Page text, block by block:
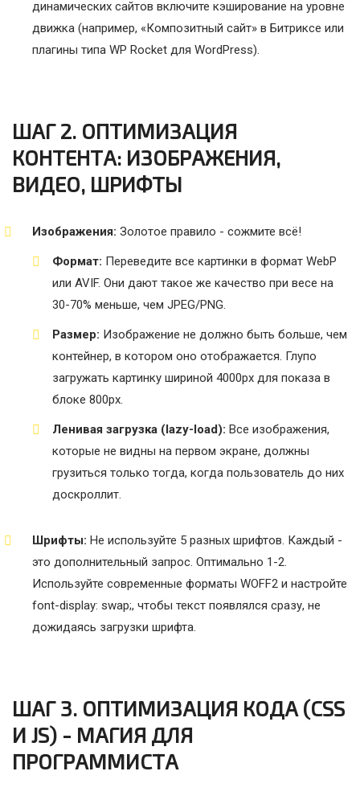
динамических сайтов включите кэширование на уровне
движка (например, «Композитный сайт» в Битриксе или
плагины типа WP Rocket для WordPress).
ШАГ 2. ОПТИМИЗАЦИЯ
КОНТЕНТА: ИЗОБРАЖЕНИЯ,
ВИДЕО, ШРИФТЫ
Изображения: Золотое правило - сожмите всё!
Формат: Переведите все картинки в формат WebP
или AVIF. Они дают такое же качество при весе на
30-70% меньше, чем JPEG/PNG.
Размер: Изображение не должно быть больше, чем
контейнер, в котором оно отображается. Глупо
загружать картинку шириной 4000px для показа в
блоке 800px.
Ленивая загрузка (lazy-load): Все изображения,
которые не видны на первом экране, должны
грузиться только тогда, когда пользователь до них
доскроллит.
Шрифты: Не используйте 5 разных шрифтов. Каждый -
это дополнительный запрос. Оптимально 1-2.
Используйте современные форматы WOFF2 и настройте
font-display: swap;, чтобы текст появлялся сразу, не
дожидаясь загрузки шрифта.
ШАГ 3. ОПТИМИЗАЦИЯ КОДА (CSS
И JS) - МАГИЯ ДЛЯ
ПРОГРАММИСТА